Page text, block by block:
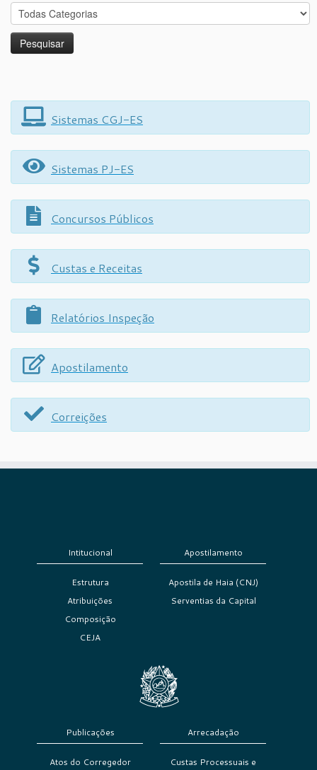
Sistemas CGJ-ES
Sistemas PJ-ES
Concursos Públicos
Custas e Receitas
Relatórios Inspeção
Apostilamento
Correições
Intitucional
Estrutura
Atribuições
Composição
CEJA
Apostilamento
Apostila de Haia (CNJ)
Serventias da Capital
Publicações
Atos do Corregedor
Arrecadação
Custas Processuais e